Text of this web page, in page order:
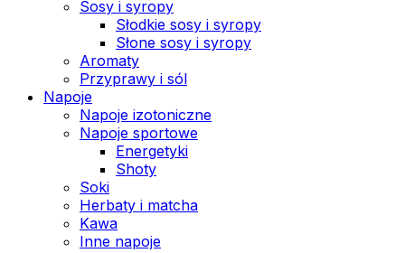
Sosy i syropy
Słodkie sosy i syropy
Słone sosy i syropy
Aromaty
Przyprawy i sól
Napoje
Napoje izotoniczne
Napoje sportowe
Energetyki
Shoty
Soki
Herbaty i matcha
Kawa
Inne napoje